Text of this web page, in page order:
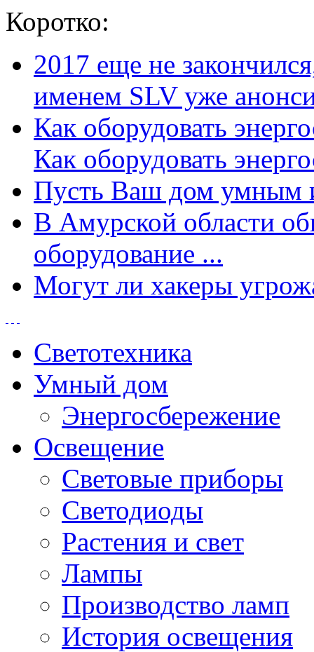
Коротко:
2017 еще не
именем SLV уже
Как оборудовать
Как оборудовать
Пусть Ваш дом умным
В Амурской области
оборудование ...
Могут ли хакеры
Светотехника
Умный дом
Энергосбережение
Освещение
Световые приборы
Светодиоды
Растения и свет
Лампы
Производство ламп
История освещения